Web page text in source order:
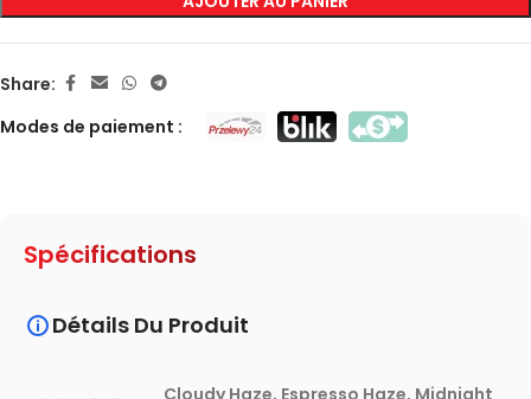
Share:
Modes de paiement :
Spécifications
Détails Du Produit
Cloudy Haze, Espresso Haze, Midnight